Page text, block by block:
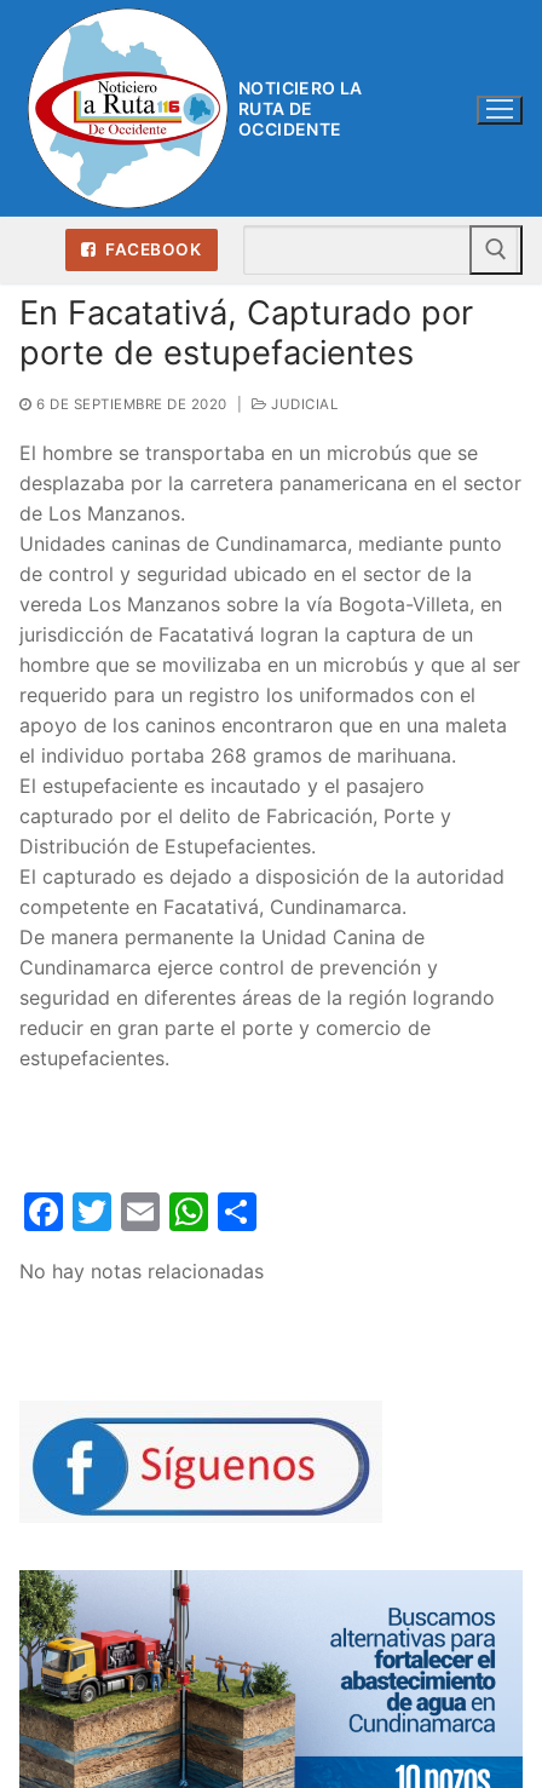
contenido
NOTICIERO LA
RUTA DE
OCCIDENTE
FACEBOOK
En Facatativá, Capturado por
porte de estupefacientes
6 DE SEPTIEMBRE DE 2020 JUDICIAL
El hombre se transportaba en un microbús que se
desplazaba por la carretera panamericana en el sector
de Los Manzanos.
Unidades caninas de Cundinamarca, mediante punto
de control y seguridad ubicado en el sector de la
vereda Los Manzanos sobre la vía Bogota-Villeta, en
jurisdicción de Facatativá logran la captura de un
hombre que se movilizaba en un microbús y que al ser
requerido para un registro los uniformados con el
apoyo de los caninos encontraron que en una maleta
el individuo portaba 268 gramos de marihuana.
El estupefaciente es incautado y el pasajero
capturado por el delito de Fabricación, Porte y
Distribución de Estupefacientes.
El capturado es dejado a disposición de la autoridad
competente en Facatativá, Cundinamarca.
De manera permanente la Unidad Canina de
Cundinamarca ejerce control de prevención y
seguridad en diferentes áreas de la región logrando
reducir en gran parte el porte y comercio de
estupefacientes.
Facebook
Twitter
EmailWhatsApp
No hay notas relacionadas